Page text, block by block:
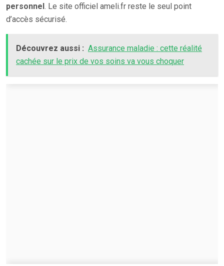
personnel. Le site officiel ameli.fr reste le seul point
d’accès sécurisé.
Découvrez aussi : Assurance maladie : cette réalité
cachée sur le prix de vos soins va vous choquer